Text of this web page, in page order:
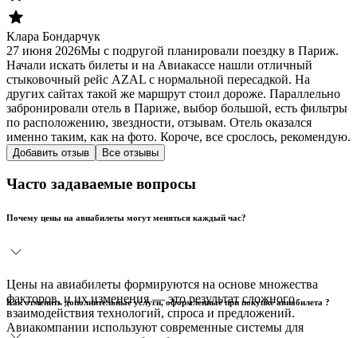
Клара Бондарчук
27 июня 2026Мы с подругой планировали поездку в Париж.
Начали искать билеты и на Авиакассе нашли отличный
стыковочный рейс AZAL с нормальной пересадкой. На
других сайтах такой же маршрут стоил дороже. Параллельно
забронировали отель в Париже, выбор большой, есть фильтры
по расположению, звездности, отзывам. Отель оказался
именно таким, как на фото. Короче, все срослось, рекомендую.
Добавить отзыв Все отзывы
Часто задаваемые вопросы
Почему цены на авиабилеты могут меняться каждый час?
Цены на авиабилеты формируются на основе множества
факторов, и их изменения — это результат сложного
взаимодействия технологий, спроса и предложений.
Авиакомпании используют современные системы для
Как отменить дополнительные услуги, оформленные при покупке авиабилета ?